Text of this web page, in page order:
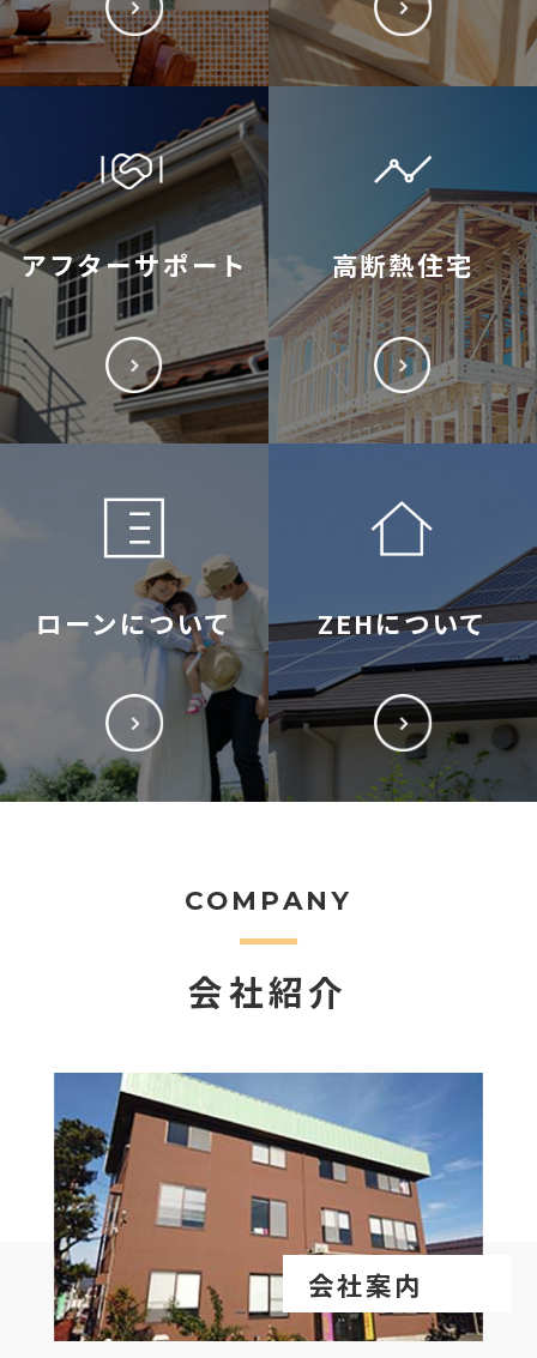
アフターサポート 高断熱住宅
ローンについて ZEHについて
COMPANY
会社紹介
会社案内